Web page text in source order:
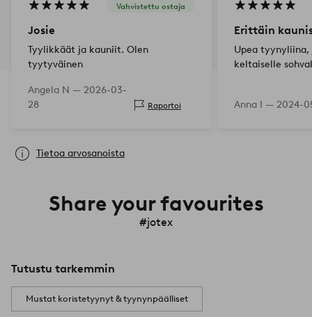
Vahvistettu ostaja
Josie
Tyylikkäät ja kauniit. Olen
tyytyväinen
Angela N — 2026-03-
28
Raportoi
Erittäin
Upea tyynyliina,
keltaiselle
Anna I — 2024-
Tietoa arvosanoista
Share your favourites
#jotex
Tutustu tarkemmin
Mustat koristetyynyt & tyynynpäälliset